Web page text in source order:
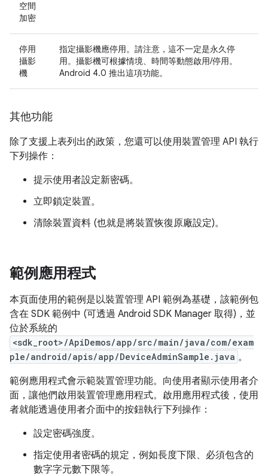
空間
加密
停用
攝影
機
指定攝影機應停用。請注意，這不一定是永久停
用。攝影機可根據情境、時間等動態啟用/停用。
Android 4.0 推出這項功能。
其他功能
除了支援上表列出的政策，您還可以使用裝置管理 API 執行
下列操作：
提示使用者設定新密碼。
立即鎖定裝置。
清除裝置資料 (也就是將裝置恢復原廠設定)。
範例應用程式
本頁面使用的範例是以裝置管理 API 範例為基礎，該範例包
含在 SDK 範例中 (可透過 Android SDK Manager 取得)，並
位於系統的
<sdk_root>/ApiDemos/app/src/main/java/com/exam
ple/android/apis/app/DeviceAdminSample.java 。
範例應用程式會示範裝置管理功能。向使用者顯示使用者介
面，讓他們啟用裝置管理應用程式。啟用應用程式後，使用
者就能透過使用者介面中的按鈕執行下列操作：
設定密碼強度。
指定使用者密碼的規定，例如長度下限、必須包含的
數字字元數下限等。